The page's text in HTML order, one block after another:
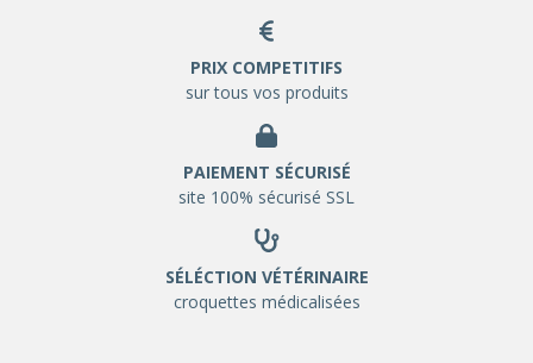
PRIX COMPETITIFS
sur tous vos produits
PAIEMENT SÉCURISÉ
site 100% sécurisé SSL
SÉLÉCTION VÉTÉRINAIRE
croquettes médicalisées